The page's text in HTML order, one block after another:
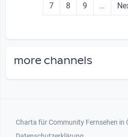
Seite
7 Seite
8 Seite
9 …
more channels
Footer 1
Charta für Community Fernsehen in